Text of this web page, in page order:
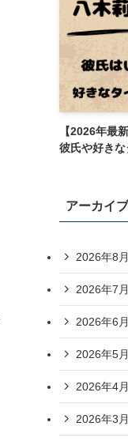
【2026年最
彼氏や好きな
アーカイブ
2026年8月
2026年7月
2026年6月
2026年5月
2026年4月
2026年3月